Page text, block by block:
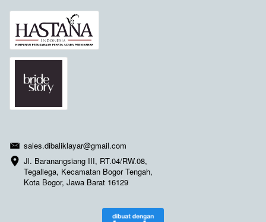
sales.dibaliklayar@gmail.com
Jl. Baranangsiang III, RT.04/RW.08,
Tegallega, Kecamatan Bogor Tengah,
Kota Bogor, Jawa Barat 16129